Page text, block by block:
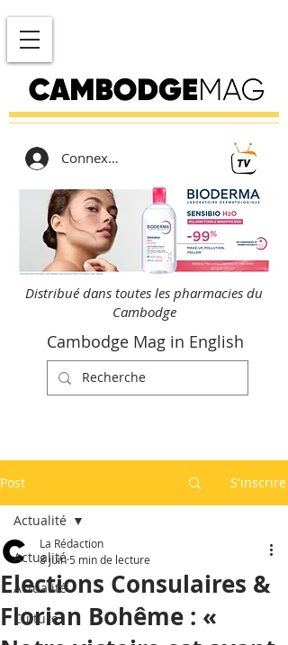
Connexion
Distribué dans toutes les pharmacies du
Cambodge
Cambodge Mag in English
Post S'inscrire
Actualité
Actualité
Culture
Actualité
Elections Consulaires &
Florian Bohême : «
La Rédaction
8 juin 5 min de lecture